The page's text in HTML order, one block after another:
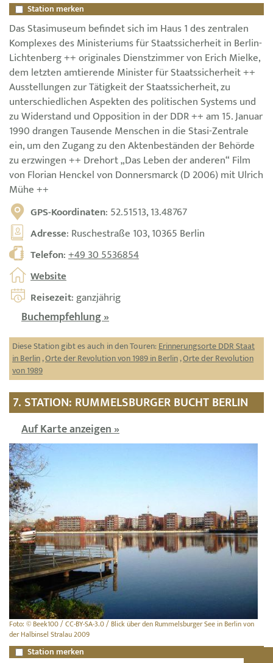
Station merken
Das Stasimuseum befindet sich im Haus 1 des zentralen
Komplexes des Ministeriums für Staatssicherheit in Berlin-
Lichtenberg ++ originales Dienstzimmer von Erich Mielke,
dem letzten amtierende Minister für Staatssicherheit ++
Ausstellungen zur Tätigkeit der Staatssicherheit, zu
unterschiedlichen Aspekten des politischen Systems und
zu Widerstand und Opposition in der DDR ++ am 15. Januar
1990 drangen Tausende Menschen in die Stasi-Zentrale
ein, um den Zugang zu den Aktenbeständen der Behörde
zu erzwingen ++ Drehort „Das Leben der anderen“ Film
von Florian Henckel von Donnersmarck (D 2006) mit Ulrich
Mühe ++
GPS-Koordinaten: 52.51513, 13.48767
Adresse: Ruschestraße 103, 10365 Berlin
Telefon:+49 30 5536854
Website
Reisezeit: ganzjährig
Buchempfehlung »
Diese Station gibt es auch in den Touren:Erinnerungsorte DDR Staat
in Berlin,Orte der Revolution von 1989 in Berlin,Orte der Revolution
von 1989
7. STATION: RUMMELSBURGER BUCHT BERLIN
Auf Karte anzeigen »
Foto: © Beek100 / CC-BY-SA-3.0 / Blick über den Rummelsburger See in Berlin von
der Halbinsel Stralau 2009
Station merken